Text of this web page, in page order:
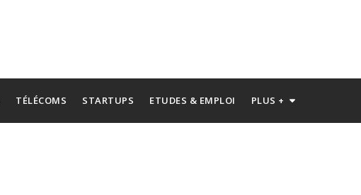
TÉLÉCOMS STARTUPS ETUDES & EMPLOI PLUS +